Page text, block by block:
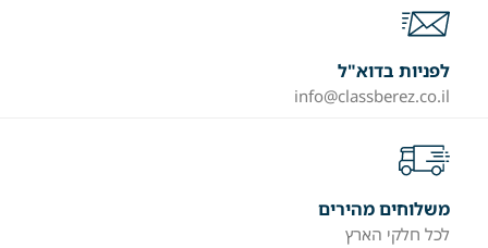
לפניות בדוא"ל
info@classberez.co.il
משלוחים מהירים
לכל חלקי הארץ